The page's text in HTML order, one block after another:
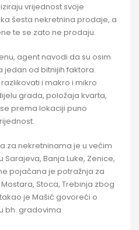
vrijednost svoje
šesta nekretnina prodaje, a
te se zato ne prodaju.
agent navodi da su osim
jedan od bitnijih faktora.
i makro i mikro
grada, položaja kvarta,
prema lokaciji puno
za nekretninama je u većim
Banja Luke, Zenice,
pojačana je potražnja za
Stoca, Trebinja zbog
je Mašić govoreći o
bh. gradovima.